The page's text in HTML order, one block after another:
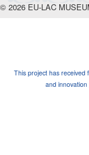
© 2026 EU-LAC
This project has received
and